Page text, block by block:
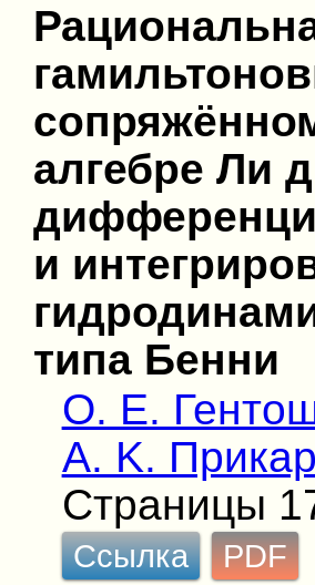
алгебре Ли
и
типа Бенни
O. E.
А. K.
Страницы
Ссылка PDF